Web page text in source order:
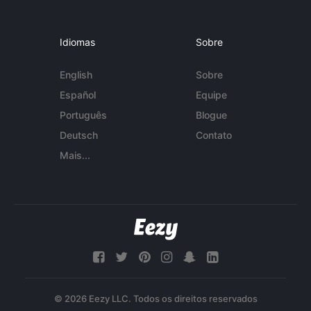
Idiomas
English
Español
Português
Deutsch
Mais...
Sobre
Sobre
Equipe
Blogue
Contato
© 2026 Eezy LLC. Todos os direitos reservados